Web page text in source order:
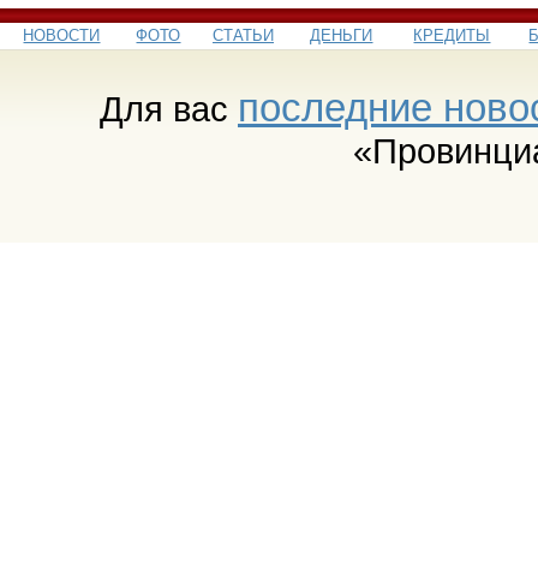
НОВОСТИ ФОТО СТАТЬИ ДЕНЬГИ КРЕДИТЫ
Для вас последние